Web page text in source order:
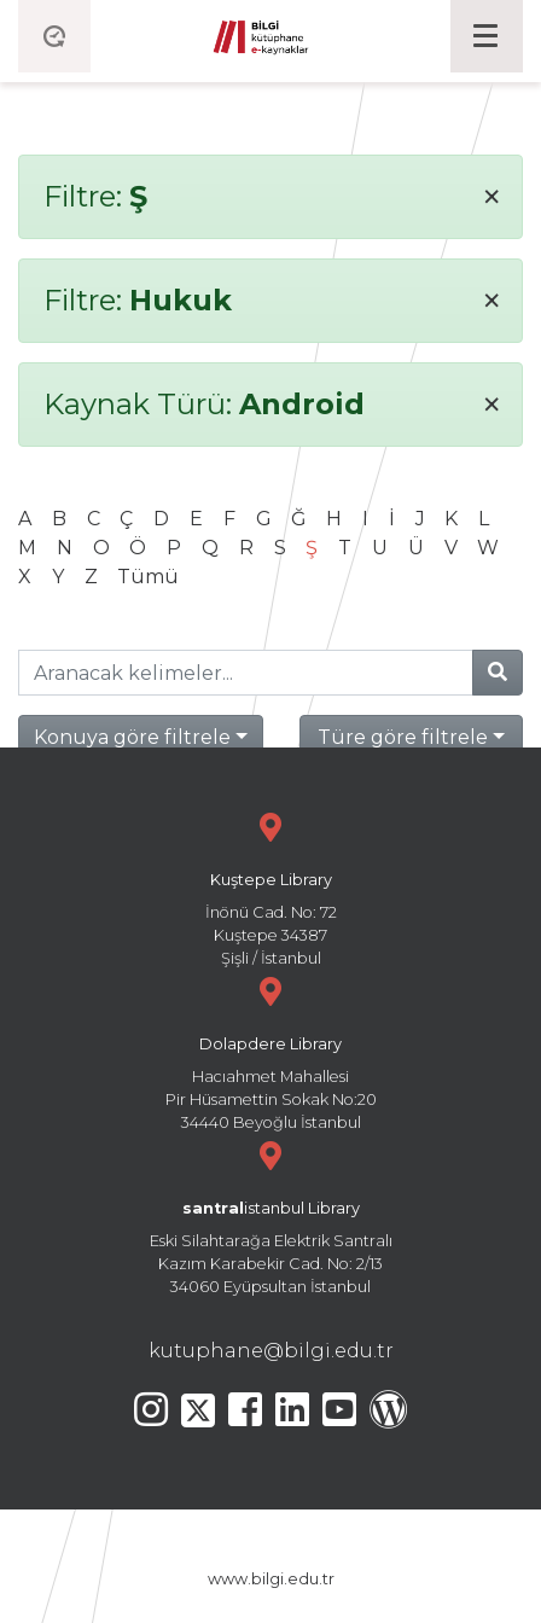
Filtre: Ş ×
Filtre: Hukuk ×
Kaynak Türü: Android ×
A B C Ç D E F G Ğ H I İ J K
L
M
N O Ö P Q R S Ş T U Ü V
W
X
Y Z Tümü
Konuya göre filtrele Türe göre filtrele
Kuştepe Library
İnönü Cad. No: 72
Kuştepe 34387
Şişli / İstanbul
Dolapdere Library
Hacıahmet Mahallesi
Pir Hüsamettin Sokak No:20
34440 Beyoğlu İstanbul
santral istanbul Library
Eski Silahtarağa Elektrik Santralı
Kazım Karabekir Cad. No: 2/13
34060 Eyüpsultan İstanbul
kutuphane@bilgi.edu.tr
www.bilgi.edu.tr